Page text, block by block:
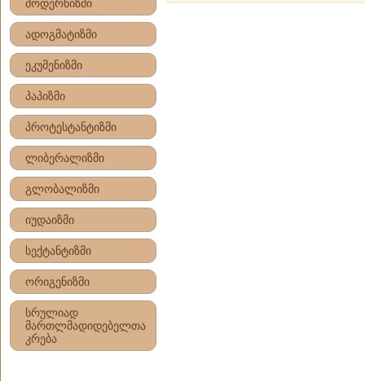
მოდერნიზმი
ადოგმატიზმი
ეკუმენიზმი
პაპიზმი
პროტესტანტიზმი
ლიბერალიზმი
გლობალიზმი
იუდაიზმი
სექტანტიზმი
ორიგენიზმი
სრულიად
მართლმადიდებელთა
კრება